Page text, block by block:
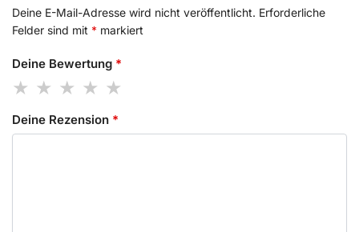
Deine E-Mail-Adresse wird nicht veröffentlicht. Erforderliche
Felder sind mit * markiert
Deine Bewertung *
Deine Rezension *